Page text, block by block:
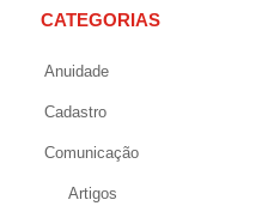
CATEGORIAS
Anuidade
Cadastro
Comunicação
Artigos